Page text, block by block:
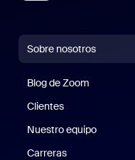
Sobre nosotros
Blog de Zoom
Clientes
Nuestro equipo
Carreras